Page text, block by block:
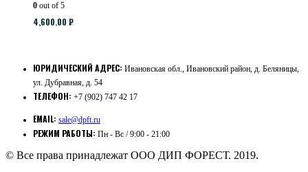
0 out of 5
4,600.00 ₽
ЮРИДИЧЕСКИЙ АДРЕС: Ивановская обл., Ивановский район, д. Беляницы,
ул. Дубравная, д. 54
ТЕЛЕФОН: +7 (902) 747 42 17
EMAIL: sale@dpft.ru
РЕЖИМ РАБОТЫ: Пн - Вс / 9:00 - 21:00
© Все права принадлежат ООО ДИП ФОРЕСТ. 2019.